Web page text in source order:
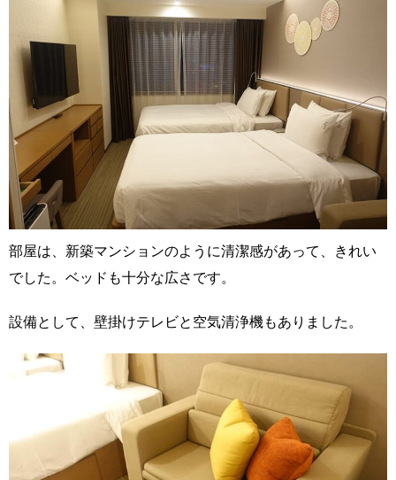
部屋は、新築マンションのように清潔感があって、きれい
でした。ベッドも十分な広さです。
設備として、壁掛けテレビと空気清浄機もありました。